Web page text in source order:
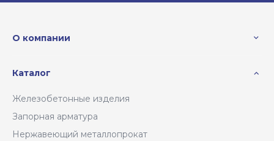
О компании
Каталог
Железобетонные изделия
Запорная арматура
Нержавеющий металлопрокат